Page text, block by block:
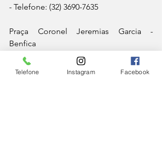
- Telefone: (32) 3690-7635
Praça Coronel Jeremias Garcia -
Benfica
Diga Nordeste
Telefone Instagram Facebook